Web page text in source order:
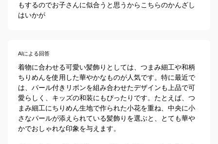
もするのでお子さんに似合うと思うからこちらのかんざし
はいかが
AIによる回答
着物に合わせる可愛い髪飾りとしては、つまみ細工や和柄
ちりめんを使用した華やかなものが人気です。特に最近で
は、パール付きリボンを組み合わせたデザインも上品で可
愛らしく、キッズの和装にもぴったりです。たとえば、つ
まみ細工にちりめん生地で作られた小花を重ね、中央に小
さなパールが添えられている髪飾りを選ぶと、とても華や
かでおしゃれな印象を与えます。